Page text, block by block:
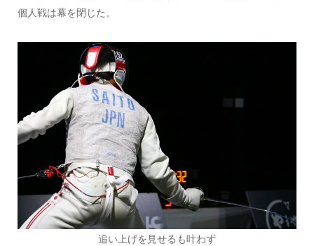
個人戦は幕を閉じた。
追い上げを見せるも叶わず